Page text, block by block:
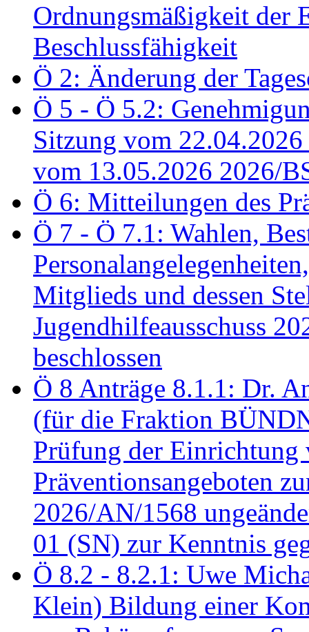
Ordnungsmäßigkeit der
Beschlussfähigkeit
Ö 2: Änderung der
Ö 5 - Ö 5.2:
Sitzung vom
vom 13.05.2026 2026/
Ö 6: Mitteilungen des
Ö 7 - Ö 7.1: Wahlen,
Mitglieds und dessen
Jugendhilfeausschuss
beschlossen
Ö 8 Anträge 8.1.1: Dr.
(für die Fraktion
Prüfung der Einrichtung
Präventionsangeboten
2026/AN/1568
01 (SN) zur Kenntnis
Ö 8.2 - 8.2.1: Uwe
Klein) Bildung einer